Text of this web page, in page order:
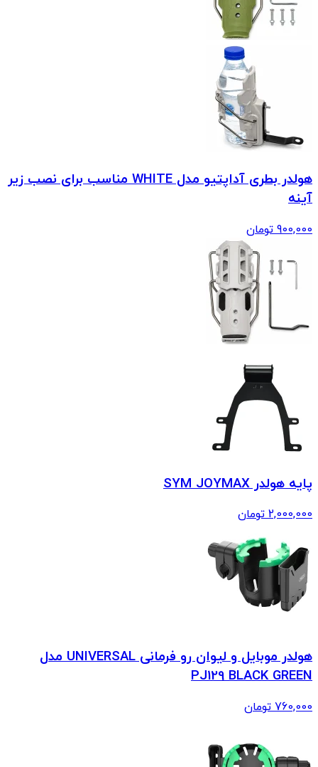
هولدر بطری آداپتیو مدل WHITE مناسب برای نصب زیر
آینه
900,000 تومان
پایه هولدر SYM JOYMAX
2,000,000 تومان
هولدر موبایل و لیوان رو فرمانی UNIVERSAL مدل
PJ129 BLACK GREEN
760,000 تومان